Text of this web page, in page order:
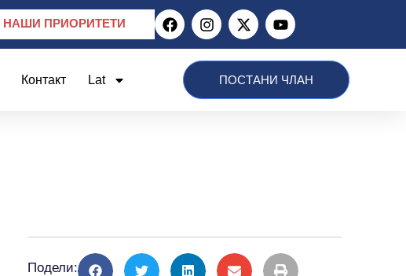
НАШИ ПРИОРИТЕТИ
Контакт Lat ПОСТАНИ ЧЛАН
Подели: